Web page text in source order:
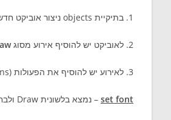
1. בתיקיית objects ניצור אוביקט חדש בשם: “objectScore”
2. לאוביקט יש להוסיף אירוע מסוג
3. לאירוע יש להוסיף את הפעולות (actions) הבאות:
set font – נמצא בלשונית Draw ולבחור את הפונט שיצרנו קודם ScoreFont